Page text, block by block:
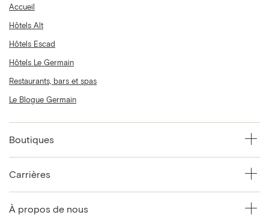
Accueil
Hôtels Alt
Hôtels Escad
Hôtels Le Germain
Restaurants, bars et spas
Le Blogue Germain
Boutiques
Carrières
À propos de nous